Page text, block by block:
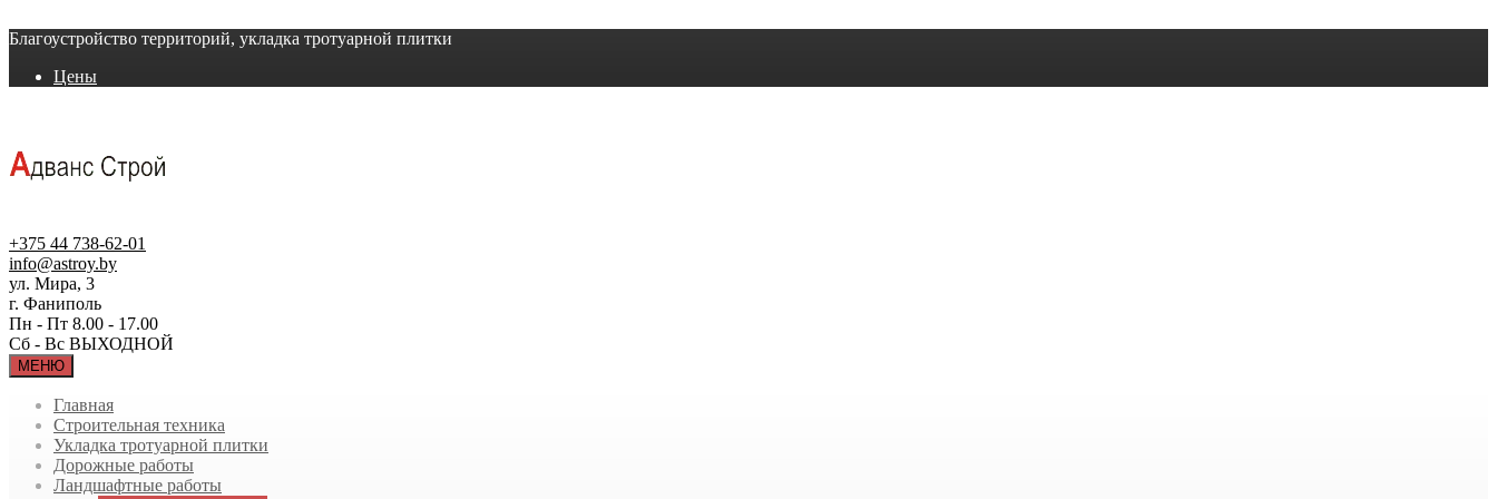
Благоустройство территорий, укладка тротуарной плитки
Цены
+375 44 738-62-01
info@astroy.by
ул. Мира, 3
г. Фаниполь
Пн - Пт 8.00 - 17.00
Сб - Вс ВЫХОДНОЙ
МЕНЮ
Главная
Строительная техника
Укладка тротуарной плитки
Дорожные работы
Ландшафтные работы